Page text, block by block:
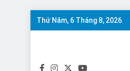
Skip
Thứ Năm, 6 Tháng 8, 2026